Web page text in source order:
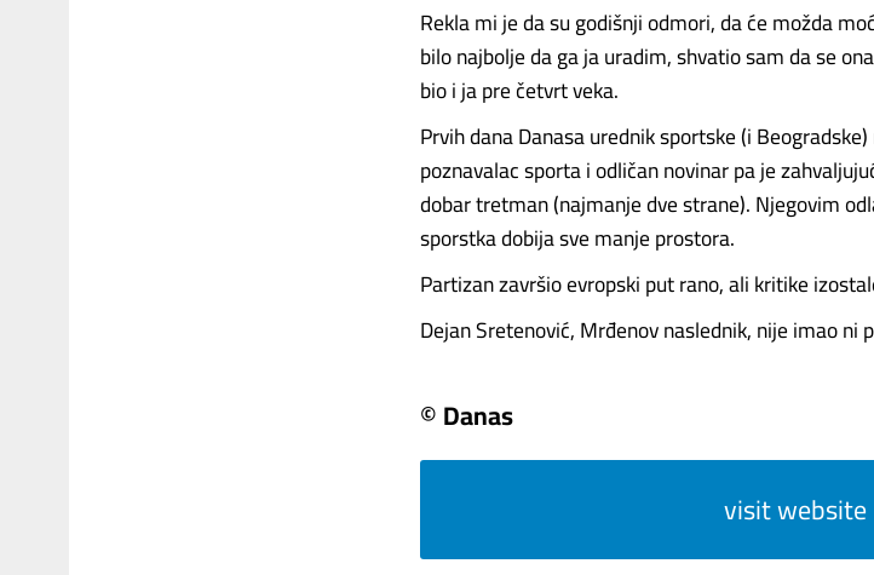
Rekla mi je da su godišnji odmori, da će možda
bilo najbolje da ga ja uradim, shvatio sam da se
bio i ja pre četvrt veka.
Prvih dana Danasa urednik sportske (i
poznavalac sporta i odličan novinar pa je
dobar tretman (najmanje dve strane). Njegovim
sporstka dobija sve manje prostora.
Partizan završio evropski put rano, ali kritike
Dejan Sretenović, Mrđenov naslednik, nije imao ni
© Danas
visit website